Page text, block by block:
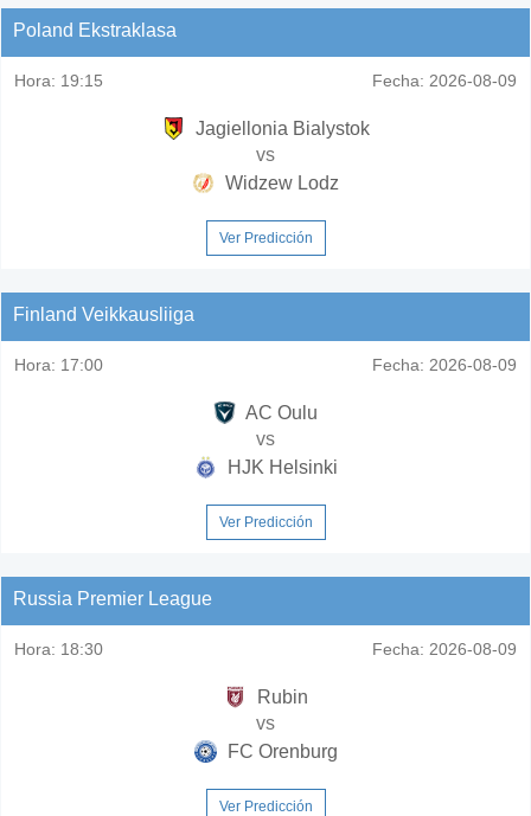
Poland Ekstraklasa
Hora: 19:15 Fecha: 2026-08-09
Jagiellonia Bialystok
vs
Widzew Lodz
Ver Predicción
Finland Veikkausliiga
Hora: 17:00 Fecha: 2026-08-09
AC Oulu
vs
HJK Helsinki
Ver Predicción
Russia Premier League
Hora: 18:30 Fecha: 2026-08-09
Rubin
vs
FC Orenburg
Ver Predicción